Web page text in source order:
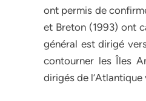
ont permis de
et Breton (1993) ont
général est dirigé
contourner les Îles
dirigés de